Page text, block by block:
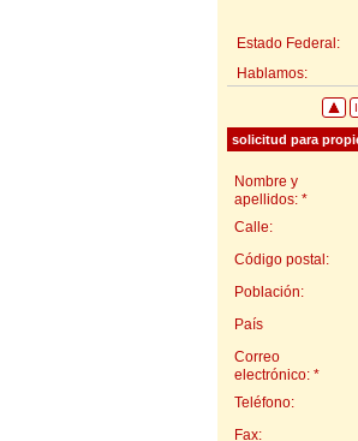
Estado Federal:
Hablamos:
solicitud para
Nombre y
apellidos: *
Calle:
Código postal:
Población:
País
Correo
electrónico: *
Teléfono:
Fax: